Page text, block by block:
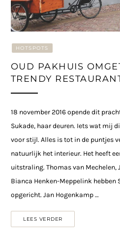
HOTSPOTS
OUD PAKHUIS
TRENDY
18 november 2016 opende dit
Sukade, haar deuren. Iets wat mij
voor stijl. Alles is tot in de puntjes
natuurlijk het interieur. Het heeft
uitstraling. Thomas van Mechelen,
Bianca Henken-Meppelink hebben
opgericht. Jan Hogenkamp …
LEES VERDER